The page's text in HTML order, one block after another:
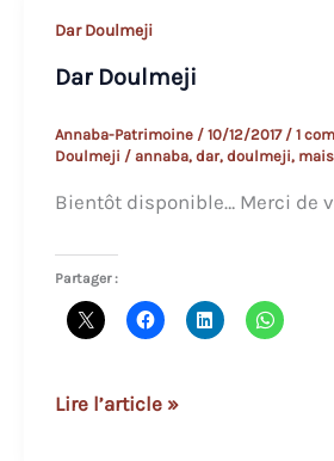
Dar Doulmeji
Dar Doulmeji
Annaba-Patrimoine / 10/12/2017 / 1
Doulmeji / annaba, dar, doulmeji,
Bientôt disponible… Merci de
Partager :
Dar
Lire l’article »